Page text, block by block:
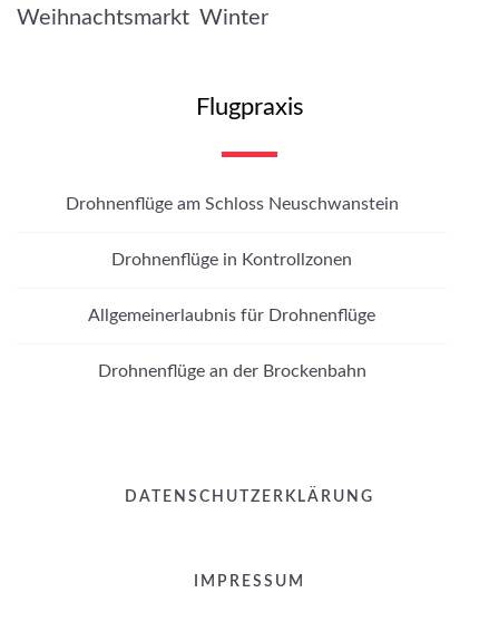
Weihnachtsmarkt Winter
Flugpraxis
Drohnenflüge am Schloss Neuschwanstein
Drohnenflüge in Kontrollzonen
Allgemeinerlaubnis für Drohnenflüge
Drohnenflüge an der Brockenbahn
DATENSCHUTZERKLÄRUNG
IMPRESSUM